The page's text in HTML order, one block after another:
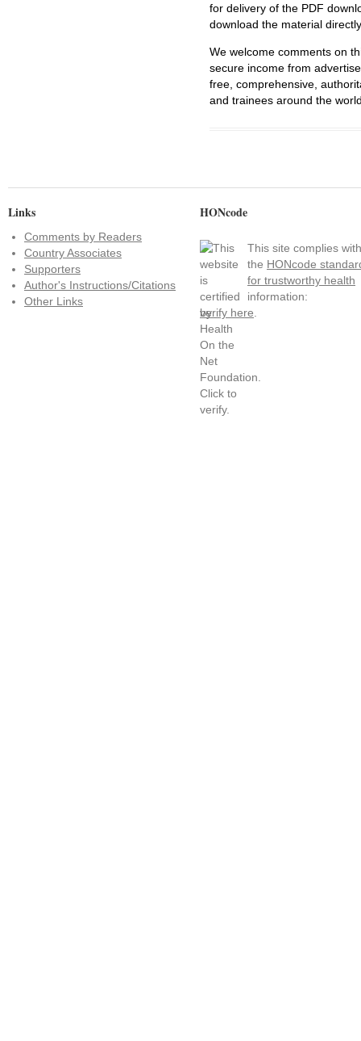
for delivery of the PDF
download the material
We welcome comments on
secure income from
free, comprehensive,
and trainees around the
Links
Comments by Readers
Country Associates
Supporters
Author's Instructions/Citations
Other Links
HONcode
This site complies with
the HONcode
for trustworthy health
information:
verify here